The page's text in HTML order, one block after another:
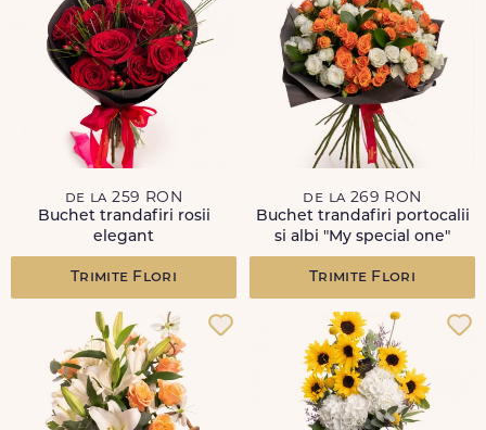
de la 259 RON
Buchet trandafiri rosii
elegant
Trimite Flori
de la 269 RON
Buchet trandafiri portocalii
si albi "My special one"
Trimite Flori